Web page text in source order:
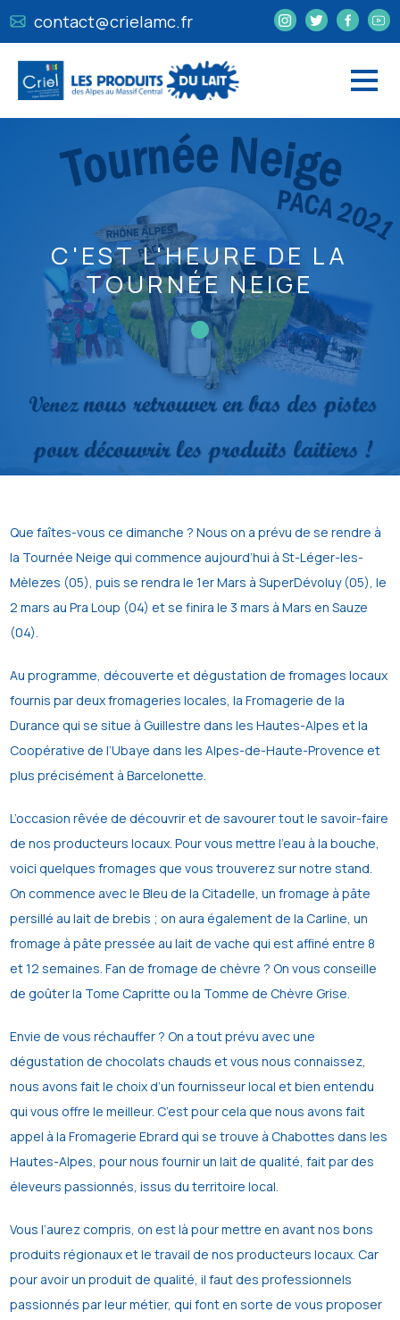
contact@crielamc.fr
C'EST L'HEURE DE LA
TOURNÉE NEIGE
Que faîtes-vous ce dimanche ? Nous on a prévu de se rendre à
la Tournée Neige qui commence aujourd’hui à St-Léger-les-
Mèlezes (05), puis se rendra le 1er Mars à SuperDévoluy (05), le
2 mars au Pra Loup (04) et se finira le 3 mars à Mars en Sauze
(04).
Au programme, découverte et dégustation de fromages locaux
fournis par deux fromageries locales, la Fromagerie de la
Durance qui se situe à Guillestre dans les Hautes-Alpes et la
Coopérative de l’Ubaye dans les Alpes-de-Haute-Provence et
plus précisément à Barcelonette.
L’occasion rêvée de découvrir et de savourer tout le savoir-faire
de nos producteurs locaux. Pour vous mettre l’eau à la bouche,
voici quelques fromages que vous trouverez sur notre stand.
On commence avec le Bleu de la Citadelle, un fromage à pâte
persillé au lait de brebis ; on aura également de la Carline, un
fromage à pâte pressée au lait de vache qui est affiné entre 8
et 12 semaines. Fan de fromage de chèvre ? On vous conseille
de goûter la Tome Capritte ou la Tomme de Chèvre Grise.
Envie de vous réchauffer ? On a tout prévu avec une
dégustation de chocolats chauds et vous nous connaissez,
nous avons fait le choix d’un fournisseur local et bien entendu
qui vous offre le meilleur. C’est pour cela que nous avons fait
appel à la Fromagerie Ebrard qui se trouve à Chabottes dans les
Hautes-Alpes, pour nous fournir un lait de qualité, fait par des
éleveurs passionnés, issus du territoire local.
Vous l’aurez compris, on est là pour mettre en avant nos bons
produits régionaux et le travail de nos producteurs locaux. Car
pour avoir un produit de qualité, il faut des professionnels
passionnés par leur métier, qui font en sorte de vous proposer